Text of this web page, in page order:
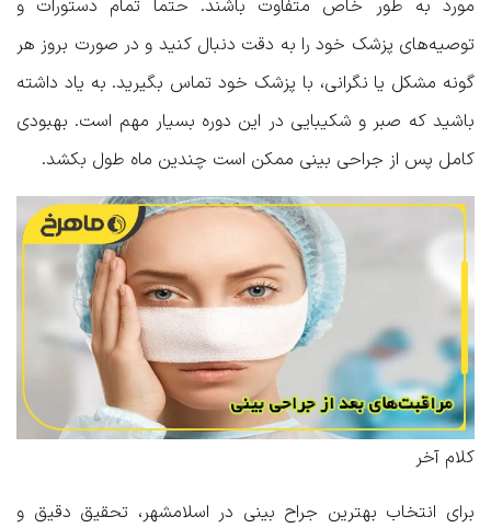
مورد به طور خاص متفاوت باشند. حتما تمام دستورات و
توصیه‌های پزشک خود را به دقت دنبال کنید و در صورت بروز هر
گونه مشکل یا نگرانی، با پزشک خود تماس بگیرید. به یاد داشته
باشید که صبر و شکیبایی در این دوره بسیار مهم است. بهبودی
کامل پس از جراحی بینی ممکن است چندین ماه طول بکشد.
کلام آخر
برای انتخاب بهترین جراح بینی در اسلامشهر، تحقیق دقیق و